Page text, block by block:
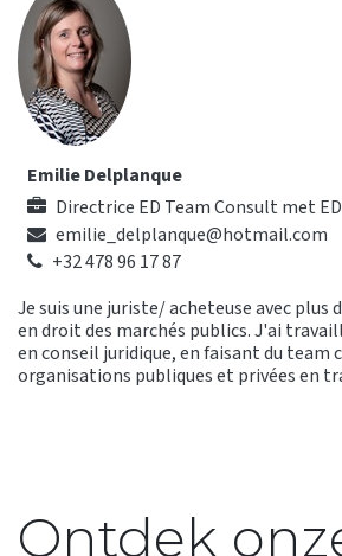
Emilie Delplanque
Directrice ED Team Consult met
emilie_delplanque@hotmail.com
+32 478 96 17 87
Je suis une juriste/ acheteuse avec plus
en droit des marchés publics. J'ai
en conseil juridique, en faisant du team
organisations publiques et privées en
Ontdek